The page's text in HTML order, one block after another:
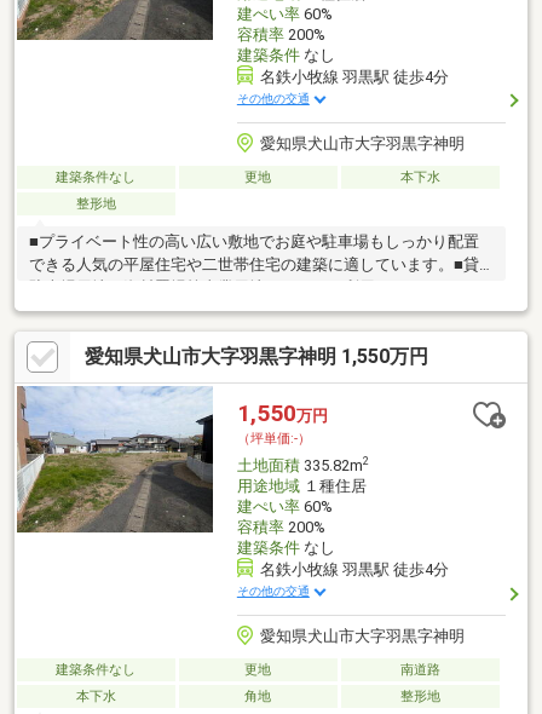
建ぺい率60%
容積率200%
建築条件なし
名鉄小牧線 羽黒駅 徒歩4分
その他の交通
愛知県犬山市大字羽黒字神明
建築条件なし 更地
本下水
整形地
■プライベート性の高い広い敷地でお庭や駐車場もしっかり配置
できる人気の平屋住宅や二世帯住宅の建築に適しています。■貸
■敷地面積が広くお子様を遊ばせるスペース、人気の家庭菜園や
ドックランもお楽しみいただけます。■名鉄小牧線「羽黒」駅徒
歩4分の駅近稀少な立地です。建築条件はありませんので、お好み
のハウスメーカー、工務店等で建築していただけます。■建築時
にセットバックすることで、前面道路は通りやすくなります！■
分筆予定面積：335.81㎡（約101.58坪）！■分筆ライン及び分筆面
積のご相談可能です！
愛知県犬山市大字羽黒字神明 1,550万円
1,550万円
（坪単価:-）
土地面積335.82m2
用途地域１種住居
建ぺい率60%
容積率200%
建築条件なし
名鉄小牧線 羽黒駅 徒歩4分
その他の交通
愛知県犬山市大字羽黒字神明
建築条件なし 更地
南道路
本下水
角地 整形地